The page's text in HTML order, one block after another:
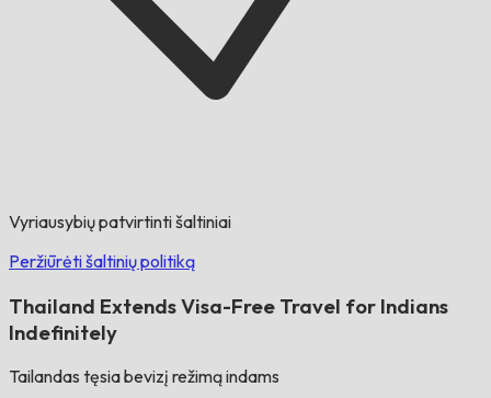
Vyriausybių patvirtinti šaltiniai
Peržiūrėti šaltinių politiką
Thailand Extends Visa-Free Travel for Indians
Indefinitely
Tailandas tęsia bevizį režimą indams